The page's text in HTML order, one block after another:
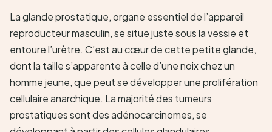
La glande prostatique, organe essentiel de l’appareil
reproducteur masculin, se situe juste sous la vessie et
entoure l’urètre. C’est au cœur de cette petite glande,
dont la taille s’apparente à celle d’une noix chez un
homme jeune, que peut se développer une prolifération
cellulaire anarchique. La majorité des tumeurs
prostatiques sont des adénocarcinomes, se